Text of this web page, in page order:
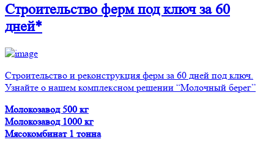
Строительство фермпод ключ за 60
дней*
Строительство и реконструкция ферм за 60 дней под ключ.
Узнайте о нашем комплексном решении “Молочный берег”
Молокозавод 500 кг
Молокозавод 1000 кг
Мясокомбинат 1 тонна